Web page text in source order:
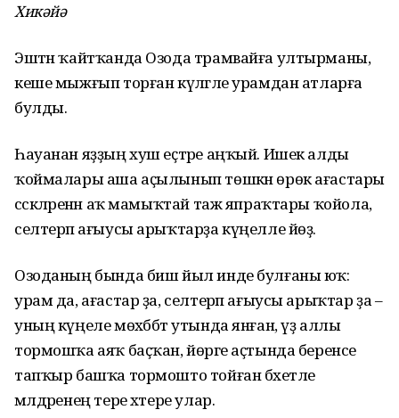
Хикәйә
Эштән ҡайтҡанда Озода трамвайға ултырманы,
кеше мыжғып торған күләгәле урамдан атларға
булды.
Һауанан яҙҙың хуш еҫтәре аңҡый. Ишек алды
ҡоймалары аша аҫылынып төшкән өрөк ағастары
сәскәләренән аҡ мамыҡтай таж япраҡтары ҡойола,
селтерәп ағыусы арыҡтарҙа күңелле йөҙә.
Озоданың бында биш йыл инде булғаны юҡ:
урам да, ағастар ҙа, селтерәп ағыусы арыҡтар ҙа –
уның күңеле мөхәббәт утында янған, үҙ аллы
тормошҡа аяҡ баҫҡан, йөрәге аҫтында беренсе
тапҡыр башҡа тормошто тойған бәхетле
мәлдәренең тере хәтере улар.